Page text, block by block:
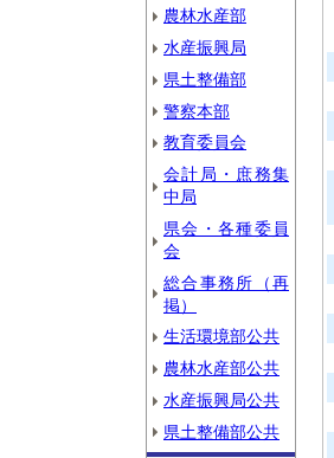
農林水産部
水産振興局
県土整備部
警察本部
教育委員会
会計局・庶務集
中局
県会・各種委員
会
総合事務所（再
掲）
生活環境部公共
農林水産部公共
水産振興局公共
県土整備部公共